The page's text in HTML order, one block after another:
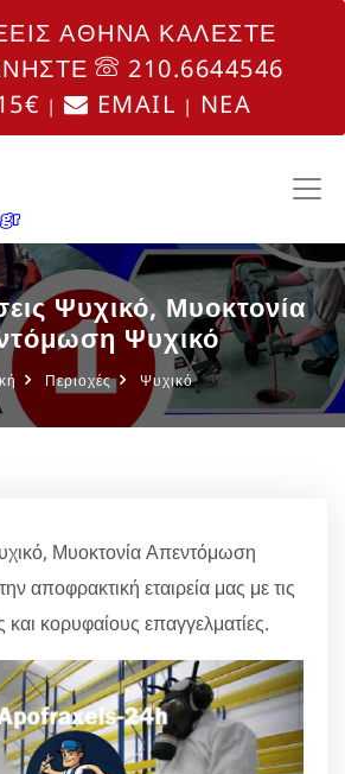
ΑΘΗΝΑ ΚΑΛΕΣΤΕ
210.6644546
| EMAIL | NEA
Ψυχικό, Μυοκτονία
Ψυχικό
Περιοχές Ψυχικό
Μυοκτονία Απεντόμωση
αποφρακτική εταιρεία μας με τις
και κορυφαίους επαγγελματίες.